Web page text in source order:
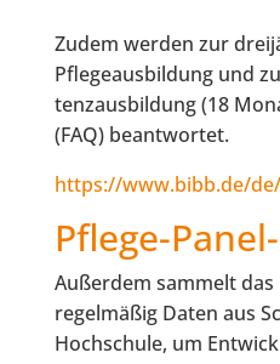
Zudem werden zur
Pflegeausbildung und
tenzausbildung (18
(FAQ) beantwortet.
https://www.bibb.de/
Pflege-
Außerdem sammelt das
regelmäßig Daten aus
Hochschule, um